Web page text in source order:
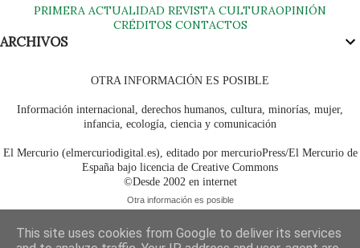
PRIMERA ACTUALIDAD REVISTA CULTURAOPINIÓN
CRÉDITOSCONTACTOS
ARCHIVOS
OTRA INFORMACIÓN ES POSIBLE
Información internacional, derechos humanos, cultura, minorías, mujer,
infancia, ecología, ciencia y comunicación
El Mercurio (elmercuriodigital.es), editado por mercurioPress/El Mercurio de
España bajo licencia de Creative Commons
©Desde 2002 en internet
Otra información es posible
This site uses cookies from Google to deliver its services